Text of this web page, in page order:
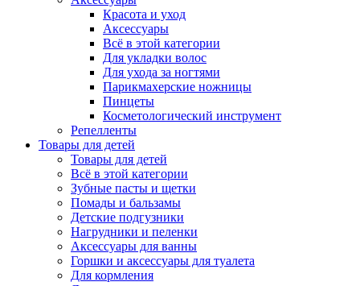
Красота и уход
Аксессуары
Всё в этой категории
Для укладки волос
Для ухода за ногтями
Парикмахерские ножницы
Пинцеты
Косметологический инструмент
Репелленты
Товары для детей
Товары для детей
Всё в этой категории
Зубные пасты и щетки
Помады и бальзамы
Детские подгузники
Нагрудники и пеленки
Аксессуары для ванны
Горшки и аксессуары для туалета
Для кормления